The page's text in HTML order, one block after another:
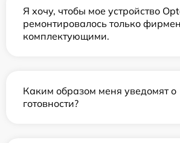
Я хочу, чтобы мое устройство
ремонтировалось только
комплектующими.
Каким образом меня уведомят о
готовности?